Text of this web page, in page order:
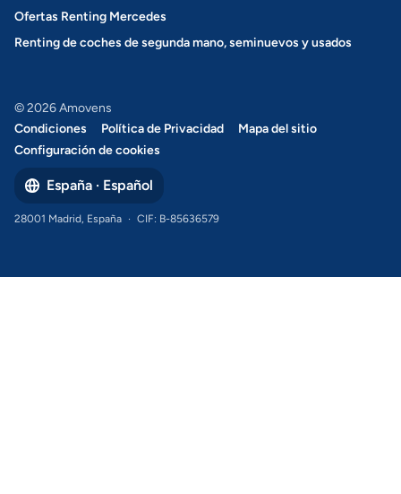
Ofertas Renting Mercedes
Renting de coches de segunda mano, seminuevos y usados
© 2026 Amovens
Condiciones
Política de Privacidad
Mapa del sitio
Configuración de cookies
España · Español
28001 Madrid, España · CIF: B-85636579